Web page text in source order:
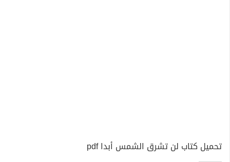
تحميل كتاب لن تشرق الشمس أبدا pdf